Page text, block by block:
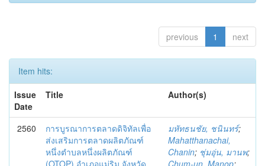
previous 1 next
Item hits:
Issue
Date
Title Author(s)
2560
การบูรณาการตลาดดิจิทัลเพื่อ
ส่งเสริมการตลาดผลิตภัณฑ์
หนึ่งตำบลหนึ่งผลิตภัณฑ์
(OTOP) อำเภอแม่ริม จังหวัด
มหัทธนชัย, ชนินทร์;
Mahatthanachai,
Chanin; ชุ่มอุ่น, มานพ;
Chum-un, Manop;